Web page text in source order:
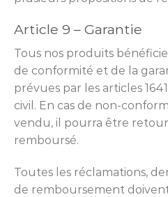
Article 9 – Garantie
Tous nos produits
de conformité et de la
prévues par les articles
civil. En cas de non-
vendu, il pourra être
remboursé.
Toutes les réclamations,
de remboursement